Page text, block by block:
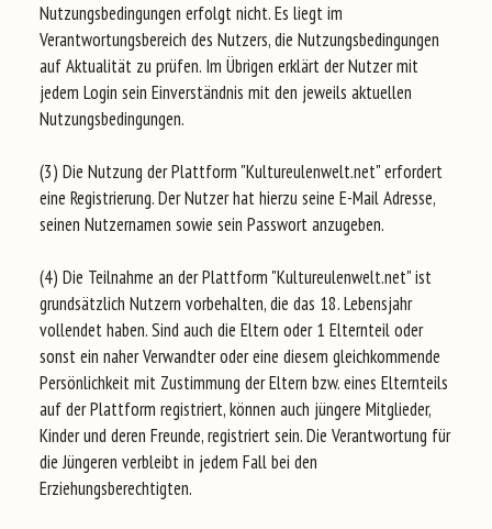
Nutzungsbedingungen erfolgt nicht. Es liegt im
Verantwortungsbereich des Nutzers, die Nutzungsbedingungen
auf Aktualität zu prüfen. Im Übrigen erklärt der Nutzer mit
jedem Login sein Einverständnis mit den jeweils aktuellen
Nutzungsbedingungen.
(3) Die Nutzung der Plattform "Kultureulenwelt.net" erfordert
eine Registrierung. Der Nutzer hat hierzu seine E-Mail Adresse,
seinen Nutzernamen sowie sein Passwort anzugeben.
(4) Die Teilnahme an der Plattform "Kultureulenwelt.net" ist
grundsätzlich Nutzern vorbehalten, die das 18. Lebensjahr
vollendet haben. Sind auch die Eltern oder 1 Elternteil oder
sonst ein naher Verwandter oder eine diesem gleichkommende
Persönlichkeit mit Zustimmung der Eltern bzw. eines Elternteils
auf der Plattform registriert, können auch jüngere Mitglieder,
Kinder und deren Freunde, registriert sein. Die Verantwortung für
die Jüngeren verbleibt in jedem Fall bei den
Erziehungsberechtigten.